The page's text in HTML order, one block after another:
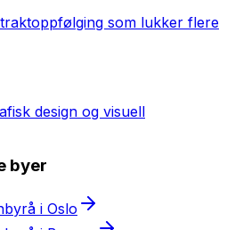
som lukker flere
design og visuell
byer
i Oslo